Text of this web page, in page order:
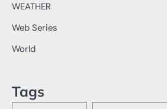
WEATHER
Web Series
World
Tags